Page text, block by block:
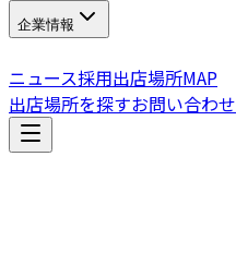
企業情報
企業情報グループ会社
ニュース採用出店場所MAP
出店場所を探すお問い合わせ